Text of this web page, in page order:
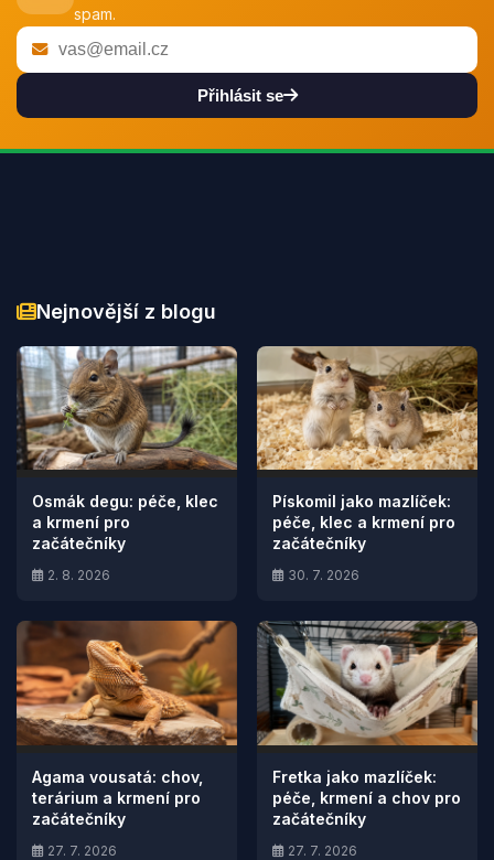
spam.
Přihlásit se
Nejnovější z blogu
Osmák degu: péče, klec
a krmení pro
začátečníky
2. 8. 2026
Pískomil jako mazlíček:
péče, klec a krmení pro
začátečníky
30. 7. 2026
Agama vousatá: chov,
terárium a krmení pro
začátečníky
27. 7. 2026
Fretka jako mazlíček:
péče, krmení a chov pro
začátečníky
27. 7. 2026